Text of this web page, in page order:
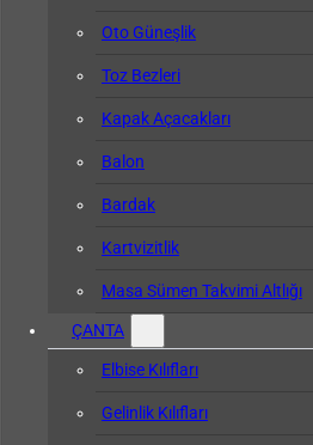
Oto Güneşlik
Toz Bezleri
Kapak Açacakları
Balon
Bardak
Kartvizitlik
Masa Sümen Takvimi Altlığı
ÇANTA
Elbise Kılıfları
Gelinlik Kılıfları